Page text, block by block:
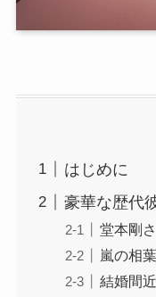
はじめに
豪華な歴代
堂本剛
嵐の相
結婚間